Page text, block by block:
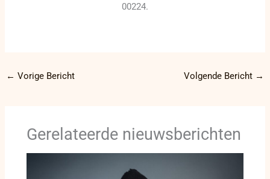
00224.
← Vorige Bericht Volgende Bericht →
Gerelateerde nieuwsberichten